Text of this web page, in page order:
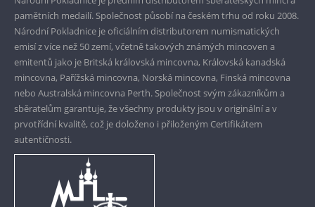
Pouze originální produkty
pamětních medailí. Společnost působí na českém trhu od roku 2008.
Národní Pokladnice je oficiálním distributorem numismatických
emisí z více než 50 zemí, včetně takových známých mincoven a
emitentů jako je Britská královská mincovna, Královská kanadská
mincovna, Pařížská mincovna, Norská mincovna, Finská mincovna
nebo Australská mincovna Perth. Společnost svým zákazníkům a
sběratelům garantuje, že všechny produkty jsou v originální a v
prvotřídní kvalitě, což je doloženo i přiloženým Certifikátem
autentičnosti.